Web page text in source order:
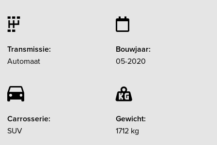
Transmissie:
Automaat
Bouwjaar:
05-2020
Carrosserie:
SUV
Gewicht:
1712 kg